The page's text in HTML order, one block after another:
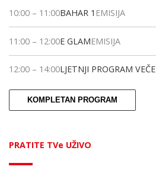
10:00 – 11:00BAHAR 1 EMISIJA
11:00 – 12:00E GLAMEMISIJA
12:00 – 14:00LJETNJI PROGRAM VEČE
KOMPLETAN PROGRAM
PRATITE TVe UŽIVO